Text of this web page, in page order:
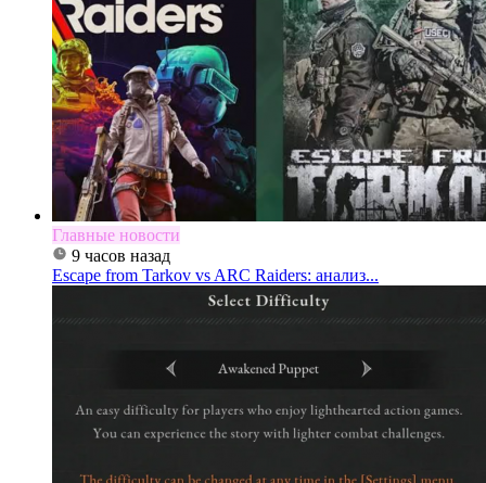
Главные новости
9 часов назад
Escape from Tarkov vs ARC Raiders: анализ...